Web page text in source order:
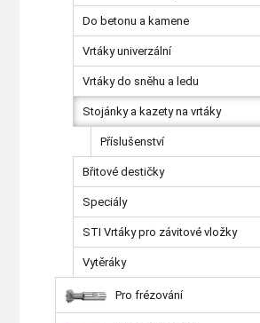
Do betonu a kamene
Vrtáky univerzální
Vrtáky do sněhu a ledu
Stojánky a kazety na vrtáky
Příslušenství
Břitové destičky
Speciály
STI Vrtáky pro závitové vložky
Vytěráky
Pro frézování